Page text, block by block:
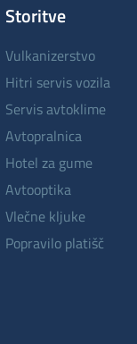
Storitve
vulkanizerstvo
hitri servis vozila
servis avtoklime
avtopralnica
hotel za gume
avtooptika
vlečne kljuke
popravilo platišč